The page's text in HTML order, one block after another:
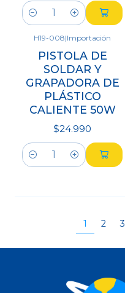
Cantidad
H19-008|Importación
PISTOLA DE
SOLDAR Y
GRAPADORA DE
PLÁSTICO
CALIENTE 50W
$24.990
Cantidad
1 2 3